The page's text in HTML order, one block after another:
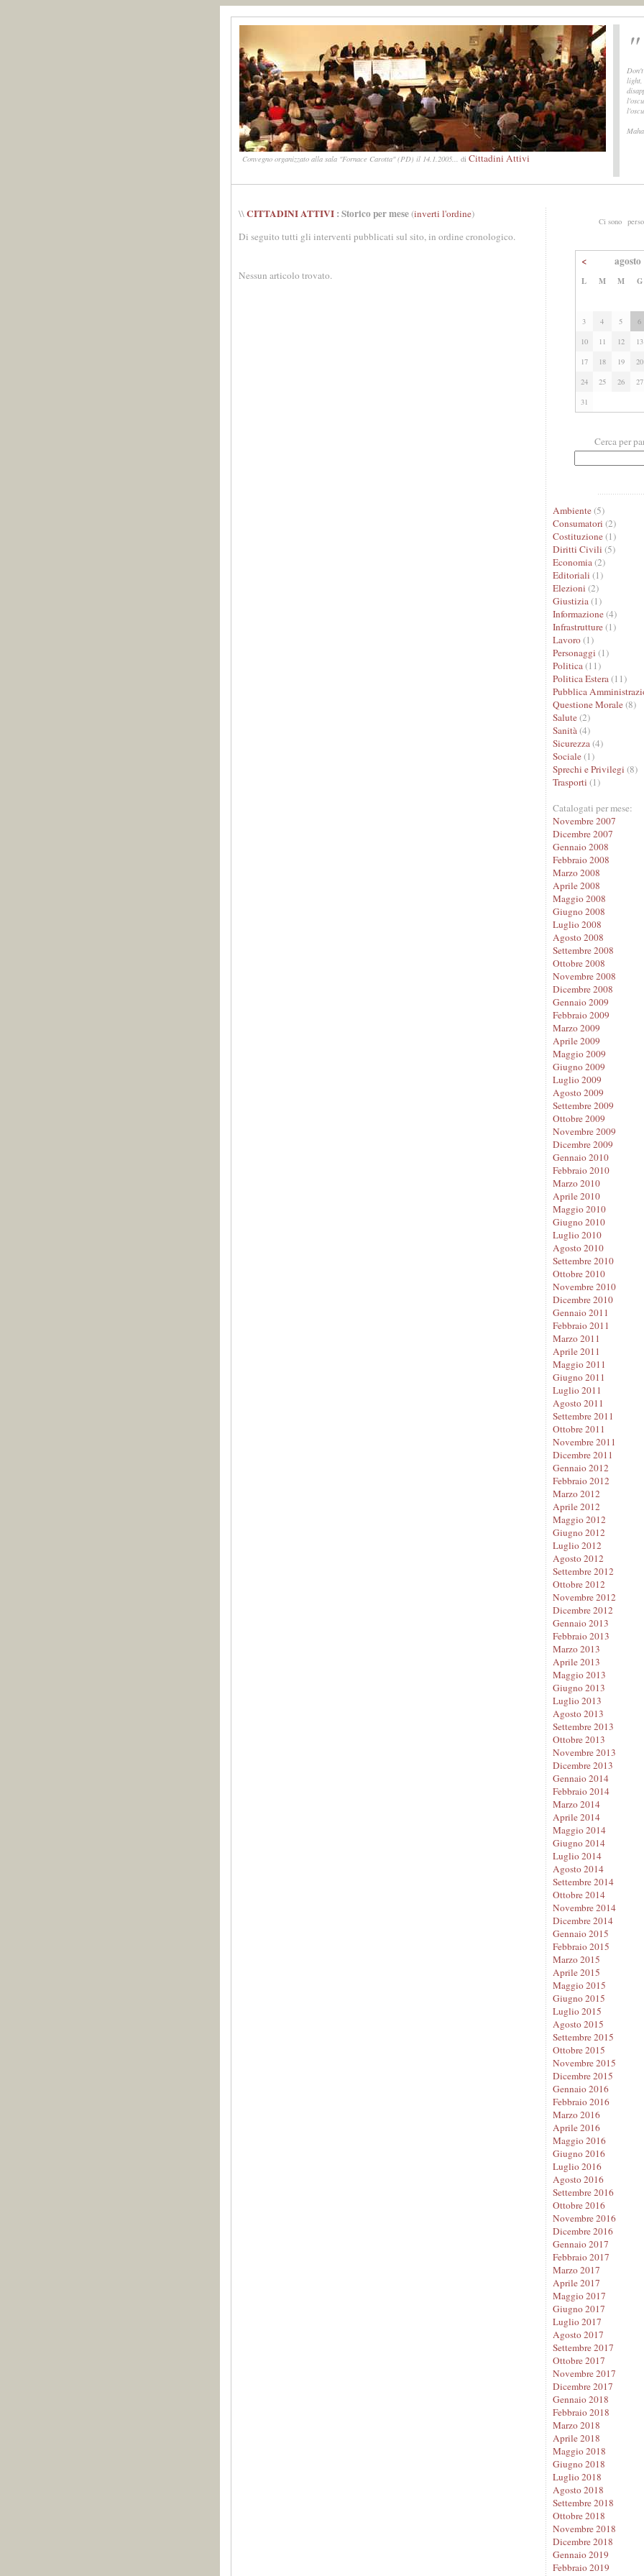
Convegno organizzato alla sala "Fornace Carotta" (PD) il 14.1.2005... di Cittadini Attivi
"
light,
\\CITTADINI ATTIVI : Storico per mese(inverti l'ordine)
Di seguito tutti gli interventi pubblicati sul sito, in ordine cronologico.
Nessun articolo trovato.
Ci sono
< agosto
L M M G
3
4 5 6
10
11 12 13
17
18 19 20
24
25 26 27
31
Cerca per
Ambiente(5)
Consumatori (2)
Costituzione(1)
Diritti Civili (5)
Economia(2)
Editoriali (1)
Elezioni (2)
Giustizia(1)
Informazione(4)
Infrastrutture(1)
Lavoro(1)
Personaggi (1)
Politica(11)
Politica Estera(11)
Pubblica
Questione Morale(8)
Salute(2)
Sanità(4)
Sicurezza(4)
Sociale(1)
Sprechi e Privilegi (8)
Trasporti (1)
Catalogati per mese:
Novembre 2007
Dicembre 2007
Gennaio 2008
Febbraio 2008
Marzo 2008
Aprile 2008
Maggio 2008
Giugno 2008
Luglio 2008
Agosto 2008
Settembre 2008
Ottobre 2008
Novembre 2008
Dicembre 2008
Gennaio 2009
Febbraio 2009
Marzo 2009
Aprile 2009
Maggio 2009
Giugno 2009
Luglio 2009
Agosto 2009
Settembre 2009
Ottobre 2009
Novembre 2009
Dicembre 2009
Gennaio 2010
Febbraio 2010
Marzo 2010
Aprile 2010
Maggio 2010
Giugno 2010
Luglio 2010
Agosto 2010
Settembre 2010
Ottobre 2010
Novembre 2010
Dicembre 2010
Gennaio 2011
Febbraio 2011
Marzo 2011
Aprile 2011
Maggio 2011
Giugno 2011
Luglio 2011
Agosto 2011
Settembre 2011
Ottobre 2011
Novembre 2011
Dicembre 2011
Gennaio 2012
Febbraio 2012
Marzo 2012
Aprile 2012
Maggio 2012
Giugno 2012
Luglio 2012
Agosto 2012
Settembre 2012
Ottobre 2012
Novembre 2012
Dicembre 2012
Gennaio 2013
Febbraio 2013
Marzo 2013
Aprile 2013
Maggio 2013
Giugno 2013
Luglio 2013
Agosto 2013
Settembre 2013
Ottobre 2013
Novembre 2013
Dicembre 2013
Gennaio 2014
Febbraio 2014
Marzo 2014
Aprile 2014
Maggio 2014
Giugno 2014
Luglio 2014
Agosto 2014
Settembre 2014
Ottobre 2014
Novembre 2014
Dicembre 2014
Gennaio 2015
Febbraio 2015
Marzo 2015
Aprile 2015
Maggio 2015
Giugno 2015
Luglio 2015
Agosto 2015
Settembre 2015
Ottobre 2015
Novembre 2015
Dicembre 2015
Gennaio 2016
Febbraio 2016
Marzo 2016
Aprile 2016
Maggio 2016
Giugno 2016
Luglio 2016
Agosto 2016
Settembre 2016
Ottobre 2016
Novembre 2016
Dicembre 2016
Gennaio 2017
Febbraio 2017
Marzo 2017
Aprile 2017
Maggio 2017
Giugno 2017
Luglio 2017
Agosto 2017
Settembre 2017
Ottobre 2017
Novembre 2017
Dicembre 2017
Gennaio 2018
Febbraio 2018
Marzo 2018
Aprile 2018
Maggio 2018
Giugno 2018
Luglio 2018
Agosto 2018
Settembre 2018
Ottobre 2018
Novembre 2018
Dicembre 2018
Gennaio 2019
Febbraio 2019